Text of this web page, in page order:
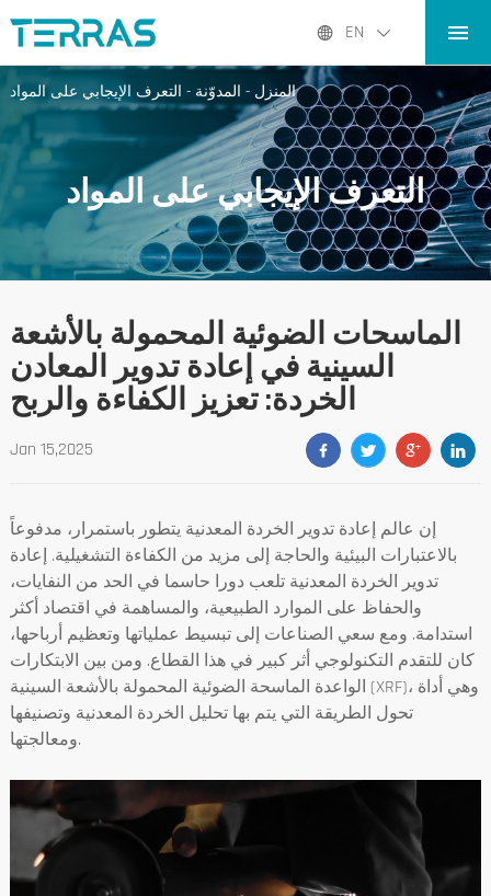
EN
المنزل
المنتجات
التطبيقات
المدوّنة
عنا نحن
الاتصال
المنزل - المدوّنة - التعرف الإيجابي على المواد
التعرف الإيجابي على المواد
الماسحات الضوئية المحمولة بالأشعة
السينية في إعادة تدوير المعادن
الخردة: تعزيز الكفاءة والربح
Jan 15,2025
إن عالم إعادة تدوير الخردة المعدنية يتطور باستمرار، مدفوعاً
بالاعتبارات البيئية والحاجة إلى مزيد من الكفاءة التشغيلية. إعادة
تدوير الخردة المعدنية تلعب دورا حاسما في الحد من النفايات،
والحفاظ على الموارد الطبيعية، والمساهمة في اقتصاد أكثر
استدامة. ومع سعي الصناعات إلى تبسيط عملياتها وتعظيم أرباحها،
كان للتقدم التكنولوجي أثر كبير في هذا القطاع. ومن بين الابتكارات
الواعدة الماسحة الضوئية المحمولة بالأشعة السينية (XRF)، وهي أداة
تحول الطريقة التي يتم بها تحليل الخردة المعدنية وتصنيفها
ومعالجتها.